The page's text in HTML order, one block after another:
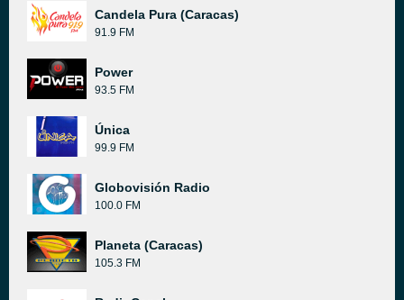
Candela Pura (Caracas)
91.9 FM
Power
93.5 FM
Única
99.9 FM
Globovisión Radio
100.0 FM
Planeta (Caracas)
105.3 FM